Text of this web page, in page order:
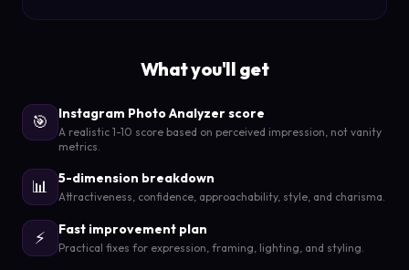
What you'll get
🎯 Instagram Photo Analyzer score
A realistic 1-10 score based on perceived impression, not vanity
metrics.
📊 5-dimension breakdown
Attractiveness, confidence, approachability, style, and charisma.
⚡ Fast improvement plan
Practical fixes for expression, framing, lighting, and styling.